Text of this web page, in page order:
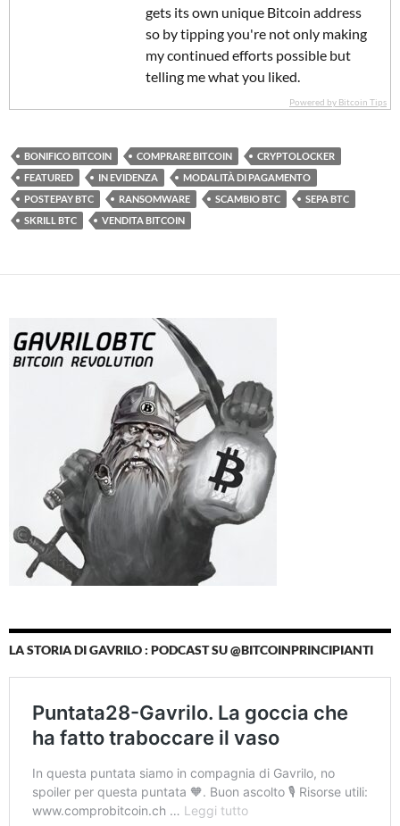
gets its own unique Bitcoin address
so by tipping you're not only making
my continued efforts possible but
telling me what you liked.
Powered by Bitcoin Tips
BONIFICO BITCOIN COMPRARE BITCOIN
CRYPTOLOCKER
FEATURED
IN EVIDENZA
MODALITÀ DI PAGAMENTO
POSTEPAY BTC
RANSOMWARE SCAMBIO BTC
SEPA BTC
SKRILL BTC
VENDITA BITCOIN
LA STORIA DI GAVRILO : PODCAST SU @BITCOINPRINCIPIANTI